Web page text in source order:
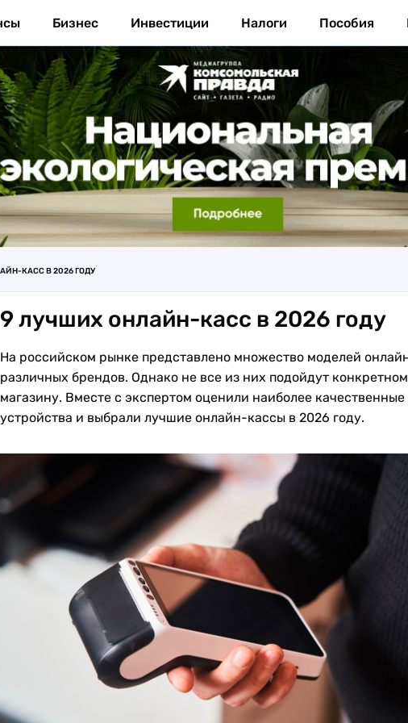
Бизнес Инвестиции Налоги Пособия
КАСС В 2026 ГОДУ
9 лучших онлайн-касс в 2026 году
На российском рынке представлено множество моделей
различных брендов. Однако не все из них подойдут
магазину. Вместе с экспертом оценили наиболее качественные
устройства и выбрали лучшие онлайн-кассы в 2026 году.